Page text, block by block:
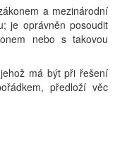
a mezinárodní
je oprávněn posoudit
nebo s takovou
má být při řešení
předloží věc